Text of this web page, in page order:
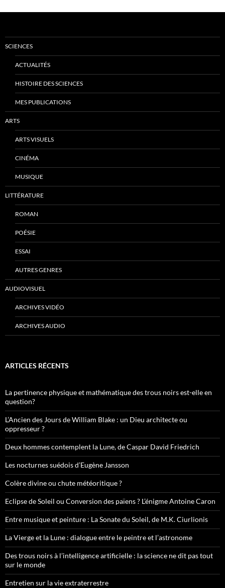
SCIENCES
ACTUALITÉS
HISTOIRE DES SCIENCES
MES PUBLICATIONS
ARTS
ARTS VISUELS
CINÉMA
MUSIQUE
LITTÉRATURE
ROMAN
POÉSIE
ESSAI
AUTRES GENRES
AUDIOVISUEL
ARCHIVES VIDÉO
ARCHIVES AUDIO
ARTICLES RÉCENTS
La pertinence physique et mathématique des trous noirs est-elle en
question?
L’Ancien des Jours de William Blake : un Dieu architecte ou
oppresseur ?
Deux hommes contemplent la Lune, de Caspar David Friedrich
Les nocturnes suédois d’Eugène Jansson
Colère divine ou chute météoritique ?
Eclipse de Soleil ou Conversion des païens ? L’énigme Antoine Caron
Entre musique et peinture : La Sonate du Soleil, de M.K. Ciurlionis
La Vierge et la Lune : dialogue entre le peintre et l’astronome
Des trous noirs à l’intelligence artificielle : la science ne dit pas tout
sur le monde
Entretien sur la vie extraterrestre